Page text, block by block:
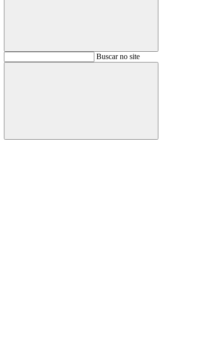
BuscarBuscar no site
Buscar